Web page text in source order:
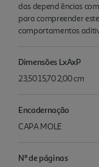
das depend ências
para compreender
comportamentos
Dimensões LxAxP
23,50 15,70 2,00 cm
Encadernação
CAPA MOLE
Nº de páginas